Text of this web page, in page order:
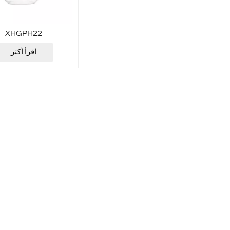
XHGPH22
اقرأ أكثر